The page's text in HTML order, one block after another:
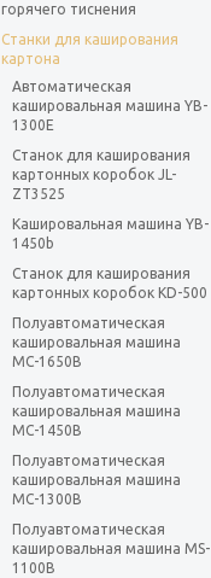
горячего тиснения
Станки для каширования
картона
Автоматическая
кашировальная машина YB-
1300E
Станок для каширования
картонных коробок JL-
ZT3525
Кашировальная машина YB-
1450b
Станок для каширования
картонных коробок KD-500
Полуавтоматическая
кашировальная машина
МС-1650B
Полуавтоматическая
кашировальная машина
МС-1450B
Полуавтоматическая
кашировальная машина
МС-1300B
Полуавтоматическая
кашировальная машина MS-
1100B